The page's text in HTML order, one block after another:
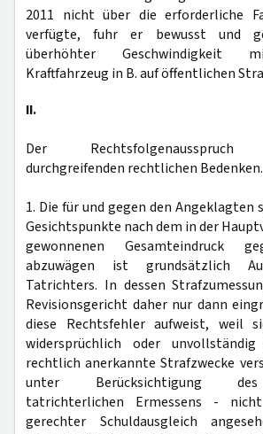
2011 nicht über die erforderliche
verfügte, fuhr er bewusst und
überhöhter Geschwindigkeit
Kraftfahrzeug in B. auf öffentlichen
II.
Der Rechtsfolgenausspruch
durchgreifenden rechtlichen Bedenken.
1. Die für und gegen den Angeklagten
Gesichtspunkte nach dem in der
gewonnenen Gesamteindruck
abzuwägen ist grundsätzlich
Tatrichters. In dessen
Revisionsgericht daher nur dann
diese Rechtsfehler aufweist, weil
widersprüchlich oder
rechtlich anerkannte Strafzwecke
unter Berücksichtigung
tatrichterlichen Ermessens -
gerechter Schuldausgleich